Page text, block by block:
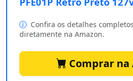
Confira os detalhes
diretamente na Amazon.
Comprar na